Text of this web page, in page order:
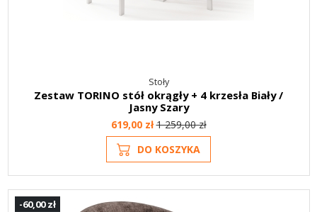
Stoły
Zestaw TORINO stół okrągły + 4 krzesła Biały /
Jasny Szary
619,00 zł1 259,00 zł
DO KOSZYKA
-60,00 zł